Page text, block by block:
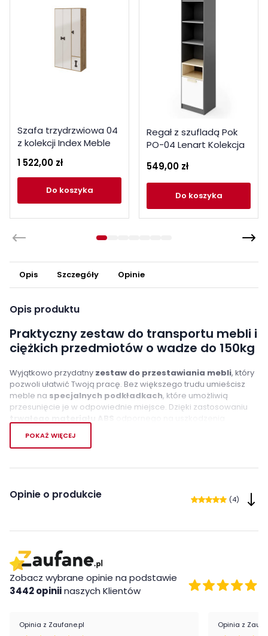
Szafa trzydrzwiowa 04
z kolekcji Index Meble
1 522,00 zł
do koszyka
Regał z szufladą Pok
PO-04 Lenart Kolekcja
549,00 zł
do koszyka
Opis Szczegóły Opinie
Opis produktu
Praktyczny zestaw do transportu mebli i
ciężkich przedmiotów o wadze do 150kg
Wyjątkowo przydatny zestaw do przestawiania mebli, który
pozwoli ułatwić Twoją pracę. Bez większego trudu umieścisz
meble na specjalnych podkładkach, które umożliwią
przesunięcie je w odpowiednie miejsce. Dzięki zastosowaniu
mechaniczne i obciążenia zestaw idealnie nadaje się do
transportu mebli i ciężkich przedmiotów
Cechy charakterystyczne
- chronią przed uszkodzeniem mebli
- przeznaczone do transportu i ustawiania mebli oraz innych
ładunków o ciężarze do 150 kg
POKAŻ WIĘCEJ
Opinie o produkcie (4)
Zobacz wybrane opinie na podstawie
3442 opiniinaszych Klientów
Opinia z Zaufane.pl Opinia z